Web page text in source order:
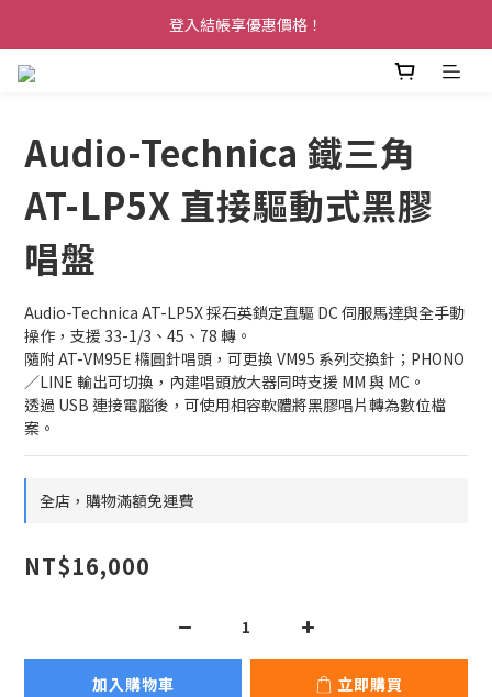
登入結帳享優惠價格！
Audio-Technica 鐵三角
AT-LP5X 直接驅動式黑膠
唱盤
Audio-Technica AT-LP5X 採石英鎖定直驅 DC 伺服馬達與全手動
操作，支援 33-1/3、45、78 轉。
隨附 AT-VM95E 橢圓針唱頭，可更換 VM95 系列交換針；PHONO
／LINE 輸出可切換，內建唱頭放大器同時支援 MM 與 MC。
透過 USB 連接電腦後，可使用相容軟體將黑膠唱片轉為數位檔
案。
全店，購物滿額免運費
NT$16,000
加入購物車 立即購買